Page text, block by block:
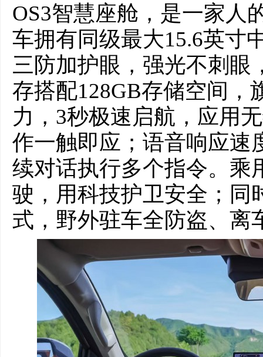
OS3智慧座舱，是一家人
车拥有同级最大15.6英寸
三防加护眼，强光不刺眼
存搭配128GB存储空间，
力，3秒极速启航，应用
作一触即应；语音响应速
续对话执行多个指令。乘
驶，用科技护卫安全；同
式，野外驻车全防盗、离